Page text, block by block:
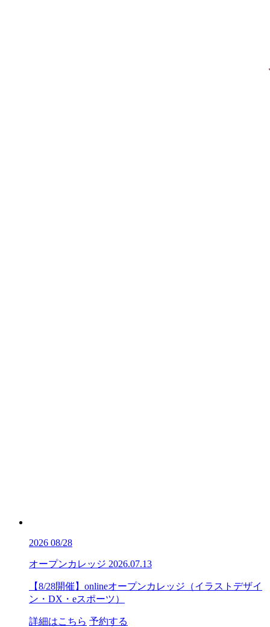
2026 08/28
オープンカレッジ 2026.07.13
【8/28開催】onlineオープンカレッジ（イラストデザイ
ン・DX・eスポーツ）
詳細はこちら 予約する